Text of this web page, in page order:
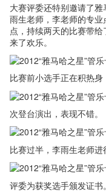
大赛评委还特别邀请了
雨生老师，李老师的专
点，持续两天的比赛带
来了欢乐。
比赛前小选手正在积热身
次登台演出，表现不错。
比赛过半，李雨生老师进
评委为获奖选手颁发证书。